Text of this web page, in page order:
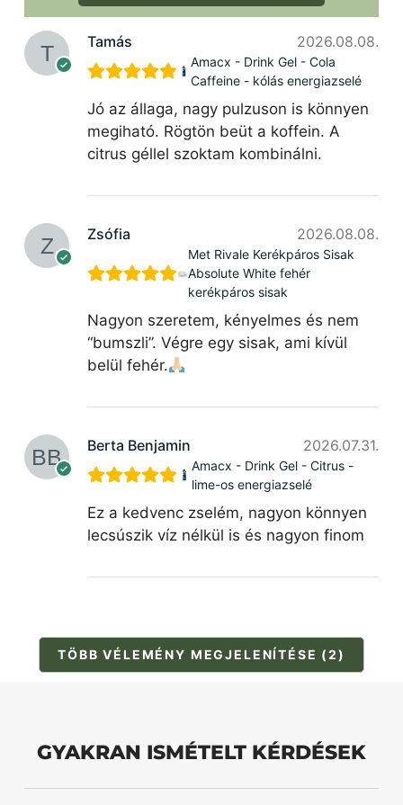
Tamás 2026.08.08.
Amacx - Drink Gel - Cola
Caffeine - kólás energiazselé
Jó az állaga, nagy pulzuson is könnyen
megiható. Rögtön beüt a koffein. A
citrus géllel szoktam kombinálni.
Zsófia 2026.08.08.
Met Rivale Kerékpáros Sisak
Absolute White fehér
kerékpáros sisak
Nagyon szeretem, kényelmes és nem
“bumszli”. Végre egy sisak, ami kívül
belül fehér.
Berta Benjamin 2026.07.31.
Amacx - Drink Gel - Citrus -
lime-os energiazselé
Ez a kedvenc zselém, nagyon könnyen
lecsúszik víz nélkül is és nagyon finom
TÖBB VÉLEMÉNY MEGJELENÍTÉSE (2)
GYAKRAN ISMÉTELT KÉRDÉSEK